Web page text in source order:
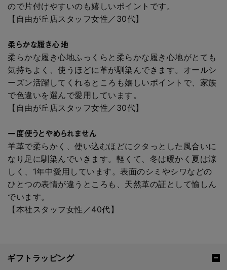
ので片付けやすいのも嬉しいポイントです。
【自由が丘店スタッフ女性／30代】
柔らかな履き心地
柔らかな履き心地ふっくらと柔らかな履き心地がとても
気持ちよく、使うほどに革が馴染んできます。オールシ
ーズン活躍してくれるところも嬉しいポイントで、家族
で色違いを選んで愛用しています。
【自由が丘店スタッフ女性／30代】
一度使うとやめられません
羊革で柔らかく、使い込むほどにクタっとした風合いに
なり足に馴染んでいきます。軽くて、冬は暖かく夏は涼
しく、1年中愛用しています。表面のシミやシワなどの
ひとつの表情が違うところも、天然革の証として愉しん
でいます。
【本社スタッフ女性／40代】
ギフトラッピング